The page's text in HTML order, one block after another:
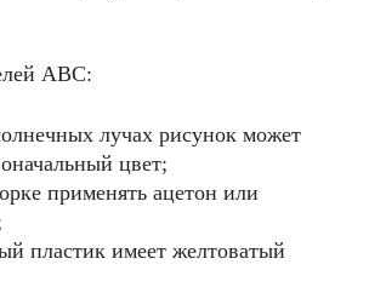
АВС:
лучах рисунок может
цвет;
применять ацетон или
пластик имеет желтоватый